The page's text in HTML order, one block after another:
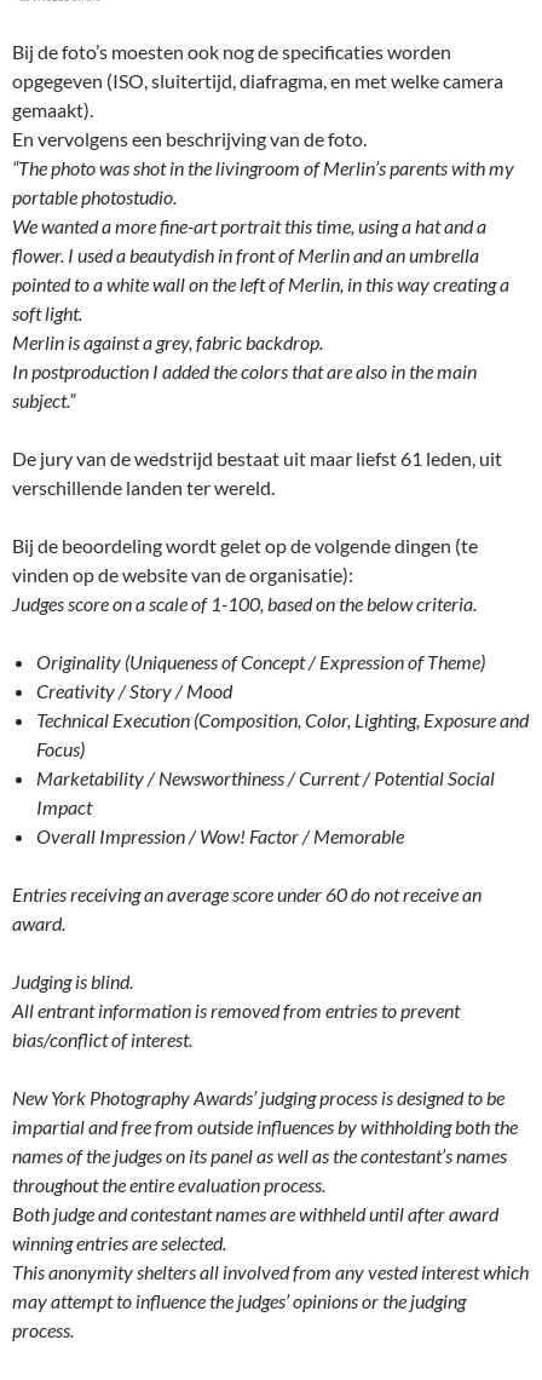
Bij de foto’s moesten ook nog de specificaties worden
opgegeven (ISO, sluitertijd, diafragma, en met welke camera
gemaakt).
En vervolgens een beschrijving van de foto.
“The photo was shot in the livingroom of Merlin’s parents with my
portable photostudio.
We wanted a more fine-art portrait this time, using a hat and a
flower. I used a beautydish in front of Merlin and an umbrella
pointed to a white wall on the left of Merlin, in this way creating a
soft light.
Merlin is against a grey, fabric backdrop.
In postproduction I added the colors that are also in the main
subject.”
De jury van de wedstrijd bestaat uit maar liefst 61 leden, uit
verschillende landen ter wereld.
Bij de beoordeling wordt gelet op de volgende dingen (te
vinden op de website van de organisatie):
Judges score on a scale of 1-100, based on the below criteria.
Originality (Uniqueness of Concept / Expression of Theme)
Creativity / Story / Mood
Technical Execution (Composition, Color, Lighting, Exposure and
Focus)
Marketability / Newsworthiness / Current / Potential Social
Impact
Overall Impression / Wow! Factor / Memorable
Entries receiving an average score under 60 do not receive an
award.
Judging is blind.
All entrant information is removed from entries to prevent
bias/conflict of interest.
New York Photography Awards’ judging process is designed to be
impartial and free from outside influences by withholding both the
names of the judges on its panel as well as the contestant’s names
throughout the entire evaluation process.
Both judge and contestant names are withheld until after award
winning entries are selected.
This anonymity shelters all involved from any vested interest which
may attempt to influence the judges’ opinions or the judging
process.